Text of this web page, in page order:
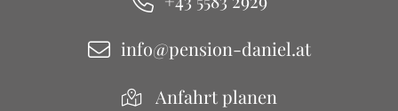
info@pension-daniel.at
Anfahrt planen